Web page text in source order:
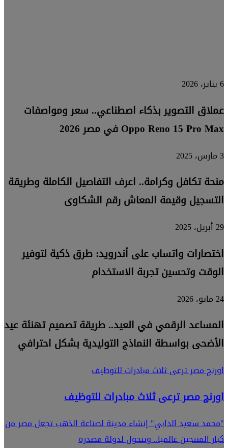
6 يناير، 2026
عملاق التصوير بذكاء اصطناعي.. سعر ومواصفات
Oppo Reno 15 Pro Max في مصر 2026
3 مارس، 2025
منحة تكافل وكرامة.. اعرف التفاصيل الكاملة وطريقة
التسجيل وقيمة المعاش رقم الشكاوى
29 أبريل، 2025
اختصارات واتساب على أندرويد: طرق ذكية لتوفير
الوقت وتحسين تجربة الاستخدام
24 مايو، 2026
المساعد الرقمي في العيد.. طريقة تصميم تهنئة عيد
الأضحى بواسطة النماذج التوليدية بشكل احترافي
اورنچ مصر ترعى ثلاث مبادرات للتوظيف
اورنچ مصر ترعى ثلاث مبادرات للتوظيف
"محمد سعيد الدابي" إنشاء مدينة لصناعة الذهب تجعل مصر من
كبار المنتجين عالميا.. ونتحول لدولة مصدرة